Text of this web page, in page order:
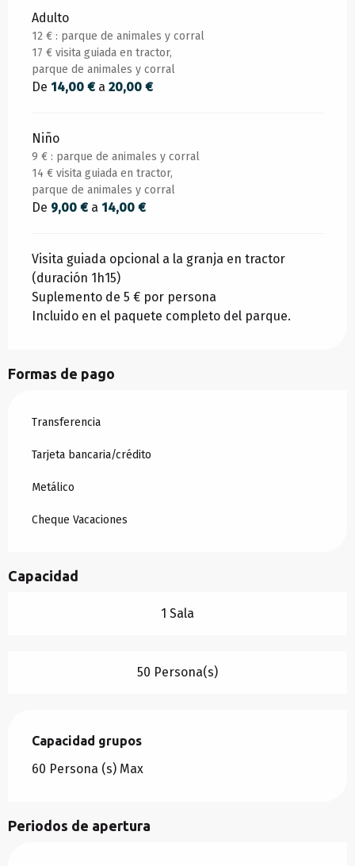
Adulto
12 € : parque de animales y corral
17 € visita guiada en tractor,
parque de animales y corral
De 14,00 €a 20,00 €
Niño
9 € : parque de animales y corral
14 € visita guiada en tractor,
parque de animales y corral
De 9,00 €a 14,00 €
Visita guiada opcional a la granja en tractor
(duración 1h15)
Suplemento de 5 € por persona
Incluido en el paquete completo del parque.
Formas de pago
Transferencia
Tarjeta bancaria/crédito
Metálico
Cheque Vacaciones
Capacidad
1 Sala
50 Persona(s)
Capacidad grupos
Capacidad grupos
60 Persona (s) Max
Periodos de apertura